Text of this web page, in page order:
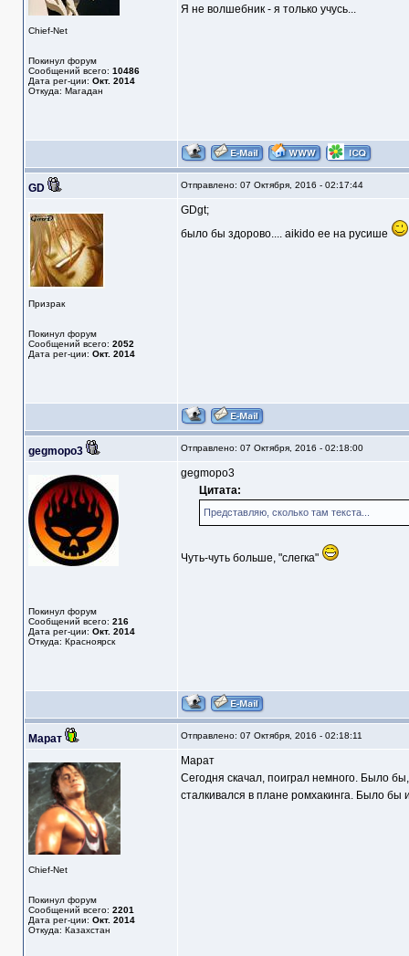
Chief-Net
Покинул форум
Сообщений всего: 10486
Дата рег-ции: Окт. 2014
Откуда: Магадан
Я не волшебник - я только учусь...
GD Отправлено: 07 Октября, 2016 - 02:17:44
Призрак
Покинул форум
Сообщений всего: 2052
Дата рег-ции: Окт. 2014
GDgt;
было бы здорово.... aikido ее на русише
gegmopo3 Отправлено: 07 Октября, 2016 - 02:18:00
Покинул форум
Сообщений всего: 216
Дата рег-ции: Окт. 2014
Откуда: Красноярск
gegmopo3
Цитата:
Представляю, сколько там текста...
Чуть-чуть больше, "слегка"
Марат Отправлено: 07 Октября, 2016 - 02:18:11
Chief-Net
Покинул форум
Сообщений всего: 2201
Дата рег-ции: Окт. 2014
Откуда: Казахстан
Марат
Сегодня скачал, поиграл немного. Было
сталкивался в плане ромхакинга. Было бы